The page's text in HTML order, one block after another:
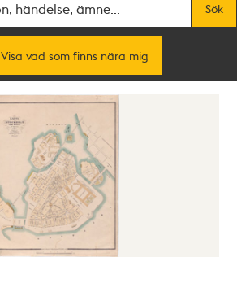
Sök
Visa vad som finns nära mig